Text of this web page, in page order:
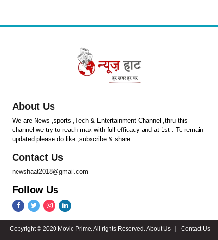
About Us
We are News ,sports ,Tech & Entertainment Channel ,thru this
channel we try to reach max with full efficacy and at 1st . To remain
updated please do like ,subscribe & share
Contact Us
newshaat2018@gmail.com
Follow Us
Copyright © 2020 Movie Prime. All rights Reserved. About Us Contact Us